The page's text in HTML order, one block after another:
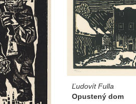
Ľudovít Fulla
Opustený dom